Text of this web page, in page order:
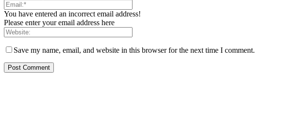
You have entered an incorrect email address!
Please enter your email address here
Save my name, email, and website in this browser for the next time I comment.